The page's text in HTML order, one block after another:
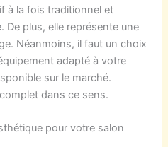
à la fois traditionnel et
De plus, elle représente une
Néanmoins, il faut un choix
adapté à votre
sur le marché.
dans ce sens.
pour votre salon